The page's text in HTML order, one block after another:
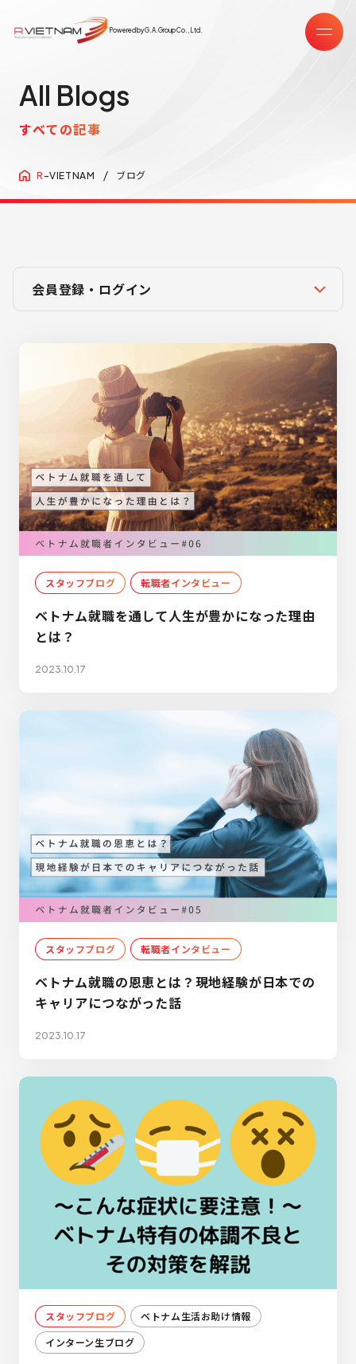
Powered by G.A.Group Co.,Ltd.
All Blogs
すべての記事
R -VIETNAM ブログ
会員登録・ログイン
スタッフブログ 転職者インタビュー
ベトナム就職を通して人生が豊かになった理由
とは？
2023.10.17
スタッフブログ 転職者インタビュー
ベトナム就職の恩恵とは？現地経験が日本での
キャリアにつながった話
2023.10.17
スタッフブログ
ベトナム生活お助け情報
インターン生ブログ